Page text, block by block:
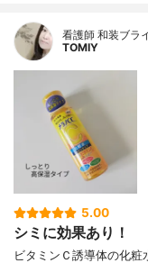
看護師 和装ブラ
TOMIY
5.00
シミに効果あり！
ビタミンＣ誘導体の化